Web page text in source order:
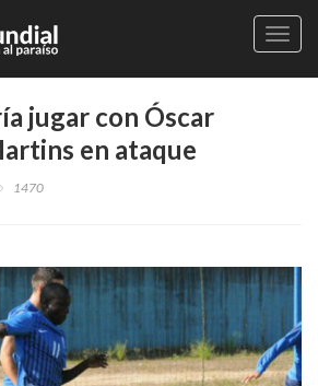
jugar con Óscar
en ataque
1470